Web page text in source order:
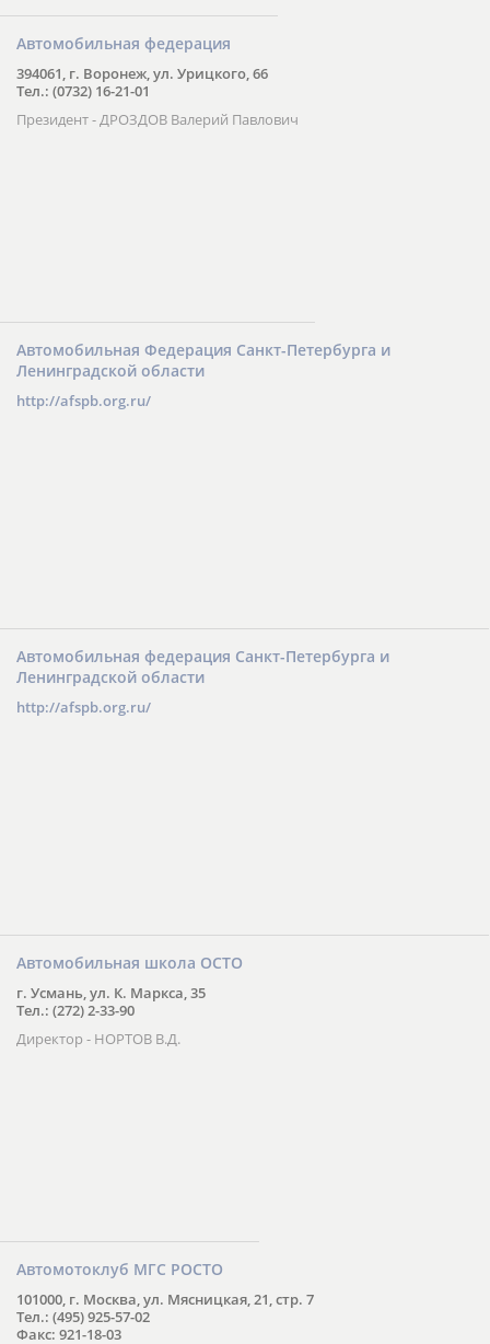
Автомобильная федерация
394061, г. Воронеж, ул. Урицкого, 66
Тел.: (0732) 16-21-01
Президент - ДРОЗДОВ Валерий Павлович
Автомобильная Федерация Санкт-Петербурга и
Ленинградской области
http://afspb.org.ru/
Автомобильная федерация Санкт-Петербурга и
Ленинградской области
http://afspb.org.ru/
Автомобильная школа ОСТО
г. Усмань, ул. К. Маркса, 35
Тел.: (272) 2-33-90
Директор - НОРТОВ В.Д.
Автомотоклуб МГС РОСТО
101000, г. Москва, ул. Мясницкая, 21, стр. 7
Тел.: (495) 925-57-02
Факс: 921-18-03